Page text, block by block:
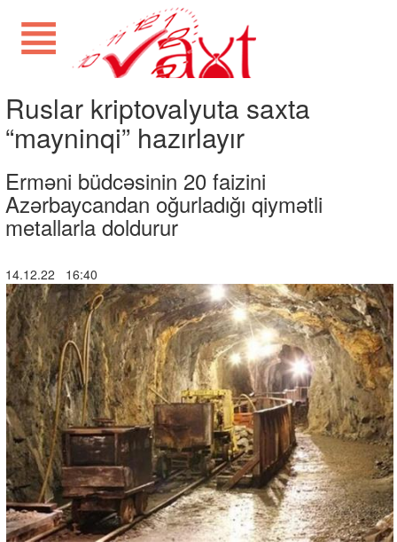
Ruslar kriptovalyuta saxta
“mayninqi” hazırlayır
Erməni büdcəsinin 20 faizini
Azərbaycandan oğurladığı qiymətli
metallarla doldurur
14.12.22 16:40